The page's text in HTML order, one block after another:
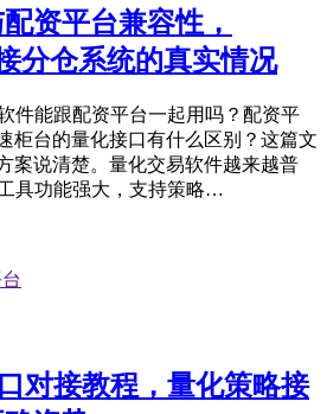
资平台兼容性，
分仓系统的真实情况
件能跟配资平台一起用吗？配资平
柜台的量化接口有什么区别？这篇文
案说清楚。量化交易软件越来越普
具功能强大，支持策略…
对接教程，量化策略接